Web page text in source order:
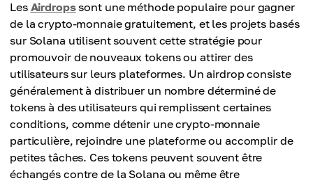
Les Airdropssont une méthode populaire pour gagner
de la crypto-monnaie gratuitement, et les projets basés
sur Solana utilisent souvent cette stratégie pour
promouvoir de nouveaux tokens ou attirer des
utilisateurs sur leurs plateformes. Un airdrop consiste
généralement à distribuer un nombre déterminé de
tokens à des utilisateurs qui remplissent certaines
conditions, comme détenir une crypto-monnaie
particulière, rejoindre une plateforme ou accomplir de
petites tâches. Ces tokens peuvent souvent être
échangés contre de la Solana ou même être